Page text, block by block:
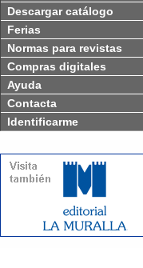
Descargar catálogo
Ferias
Normas para revistas
Compras digitales
Ayuda
Contacta
Identificarme